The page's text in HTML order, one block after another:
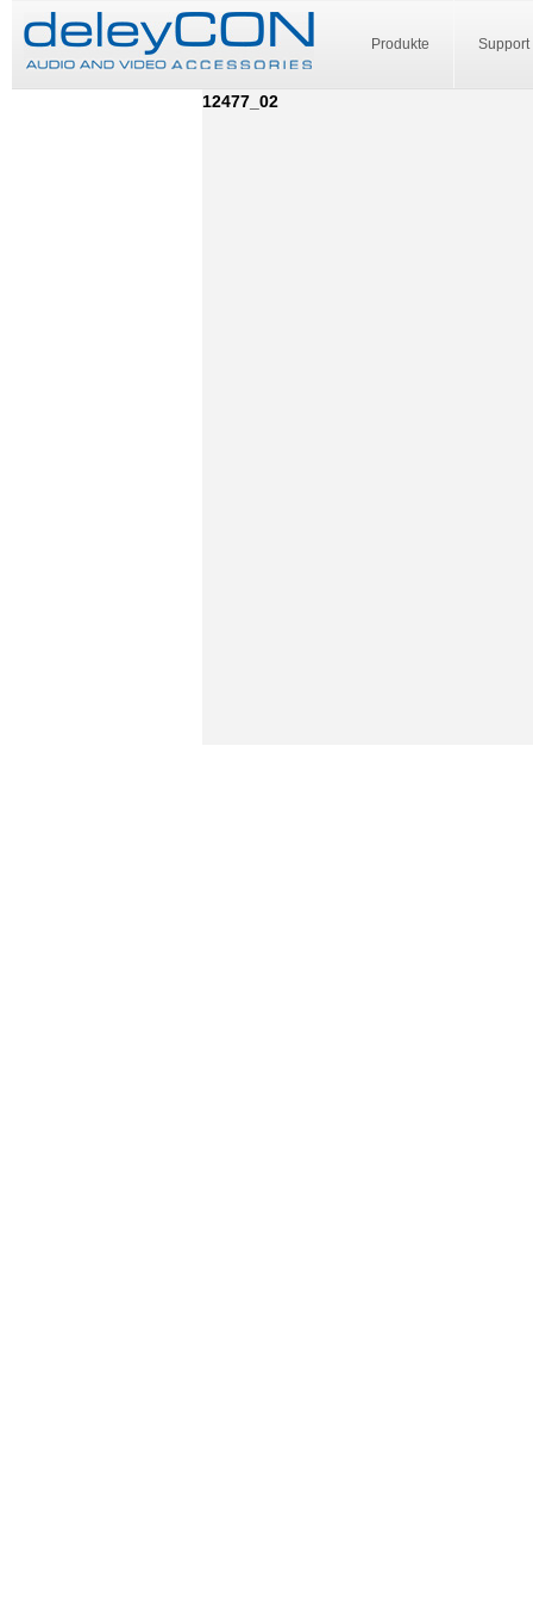
Produkte Support
12477_02